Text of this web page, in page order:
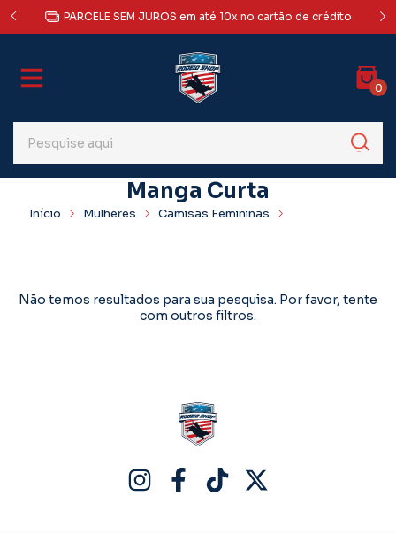
Sul, PARCELE SEM JUROS em até 10x no cartão de crédito
0
Manga Curta
Início Mulheres Camisas Femininas
Não temos resultados para sua pesquisa. Por favor, tente
com outros filtros.